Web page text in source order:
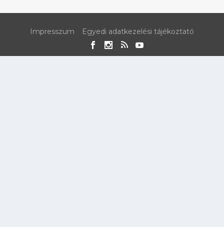
Impresszum Egyedi adatkezelési tájékoztató